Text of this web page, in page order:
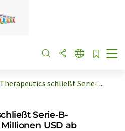
schließt Serie- ...
Serie-B-
USD ab